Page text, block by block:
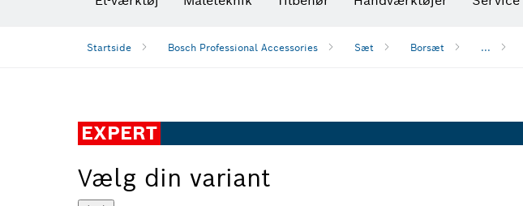
Startside Bosch Professional Accessories Sæt Borsæt ...
EXPERT
Vælg din variant